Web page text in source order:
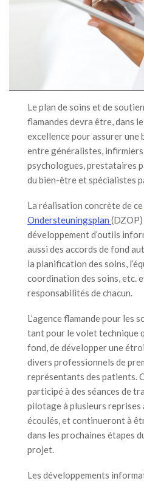
Le plan de soins et de
flamandes devra être, dans
excellence pour assurer
entre généralistes, infirmiers
psychologues, prestataires
du bien-être et spécialistes
La réalisation concrète de ce
Ondersteuningsplan
développement d’outils
aussi des accords de fond
la planification des soins,
coordination des soins, etc.
responsabilités de chacun.
L’agence flamande pour les
tant pour le volet technique
fond, de développer une
divers professionnels de
représentants des patients.
participé à des séances de
pilotage à plusieurs reprises
écoulés, et continueront à
dans les prochaines étapes
projet.
Les développements